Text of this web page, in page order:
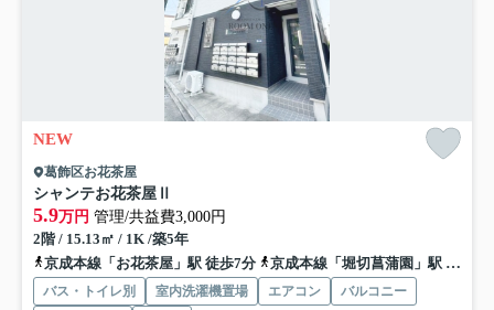
NEW
葛飾区お花茶屋
シャンテお花茶屋Ⅱ
5.9万円 管理/共益費3,000円
2階 / 15.13㎡ / 1K /築5年
京成本線「お花茶屋」駅 徒歩7分
京成本線「堀切菖蒲園」駅 徒歩20分
バス・トイレ別 室内洗濯機置場 エアコン
バルコニー